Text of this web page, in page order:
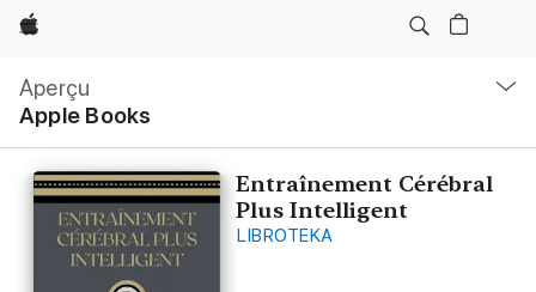
Apple
Aperçu
Apple Books
locale
Ouvrir
menu
Entraînement Cérébral
Plus Intelligent
LIBROTEKA